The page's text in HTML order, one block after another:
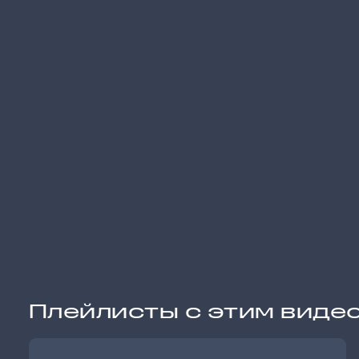
Плейлисты с этим